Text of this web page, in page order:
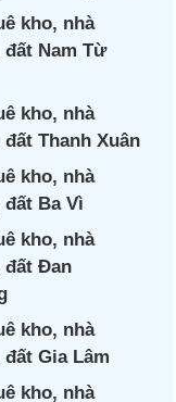
kho, nhà
Nam Từ
kho, nhà
Thanh Xuân
kho, nhà
Ba Vì
kho, nhà
Đan
kho, nhà
Gia Lâm
kho, nhà